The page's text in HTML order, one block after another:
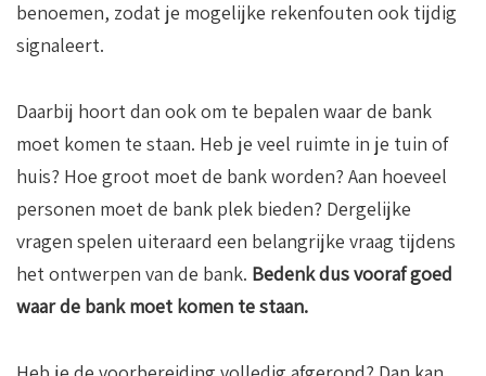
benoemen, zodat je mogelijke rekenfouten ook tijdig
signaleert.
Daarbij hoort dan ook om te bepalen waar de bank
moet komen te staan. Heb je veel ruimte in je tuin of
huis? Hoe groot moet de bank worden? Aan hoeveel
personen moet de bank plek bieden? Dergelijke
vragen spelen uiteraard een belangrijke vraag tijdens
het ontwerpen van de bank. Bedenk dus vooraf goed
waar de bank moet komen te staan.